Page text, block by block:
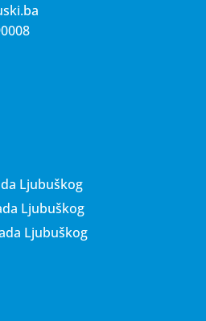
Ljubuškog
Ljubuškog
Ljubuškog